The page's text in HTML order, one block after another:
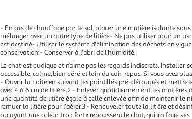
- En cas de chauffage par le sol, placer une matière isolante
mélanger avec un autre type de litière- Ne pas utiliser pour un
est destiné- Utiliser le système d'élimination des déchets en
conservation:- Conserver à l'abri de l'humidité.
Le chat est pudique et n’aime pas les regards indiscrets.
accessible, calme, bien aéré et loin du coin repas. Si vous avez
- Ouvrir la boite en suivant les pointillés pré-découpés et mettre
avec 4 à 6 cm de litière.2 - Enlever quotidiennement les matières
une quantité de litière égale à celle enlevée afin de maintenir le
remuer la litière pour l'aérer.3 - Renouveler toute la litière et
ou ayant une odeur trop forte repoussera le chat, qui ira faire ses